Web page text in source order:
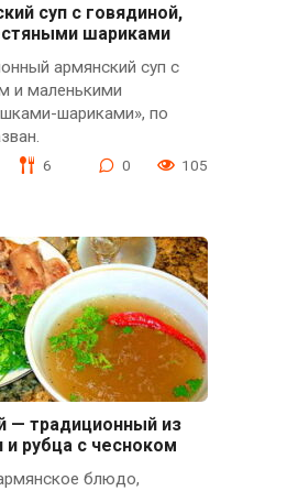
суп с говядиной,
шариками
армянский суп с
и маленькими
шариками», по
6 0 105
— традиционный из
и рубца с чесноком
блюдо,